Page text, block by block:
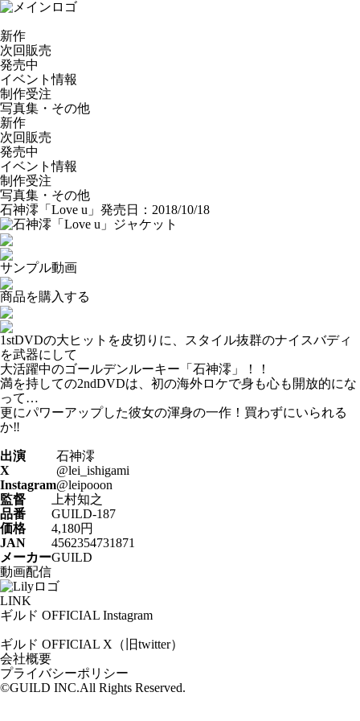
新作
次回販売
発売中
イベント情報
制作受注
写真集・その他
新作
次回販売
発売中
イベント情報
制作受注
写真集・その他
石神澪「Love u」 発売日：2018/10/18
サンプル動画
商品を購入する
1stDVDの大ヒットを皮切りに、スタイル抜群のナイスバディ
を武器にして
大活躍中のゴールデンルーキー「石神澪」！！
満を持しての2ndDVDは、初の海外ロケで身も心も開放的にな
って…
更にパワーアップした彼女の渾身の一作！買わずにいられる
か‼
出演
石神澪
X
@lei_ishigami
Instagram@leipooon
監督
上村知之
品番
GUILD-187
価格
4,180円
JAN
4562354731871
メーカーGUILD
動画配信
LINK
ギルド OFFICIAL Instagram
ギルド OFFICIAL X（旧twitter）
会社概要
プライバシーポリシー
©GUILD INC.All Rights Reserved.